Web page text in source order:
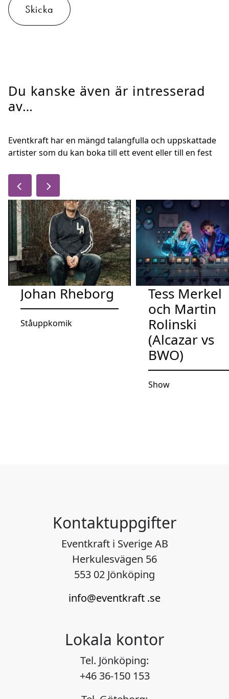
Skicka
Du kanske även är intresserad
av…
Eventkraft har en mängd talangfulla och uppskattade
artister som du kan boka till ett event eller till en fest
Johan Rheborg
Ståuppkomik
Tess Merkel
och Martin
Rolinski
(Alcazar vs
BWO)
Show
Kontaktuppgifter
Eventkraft i Sverige AB
Herkulesvägen 56
553 02 Jönköping
info@eventkraft .se
Lokala kontor
Tel. Jönköping:
+46 36-150 153